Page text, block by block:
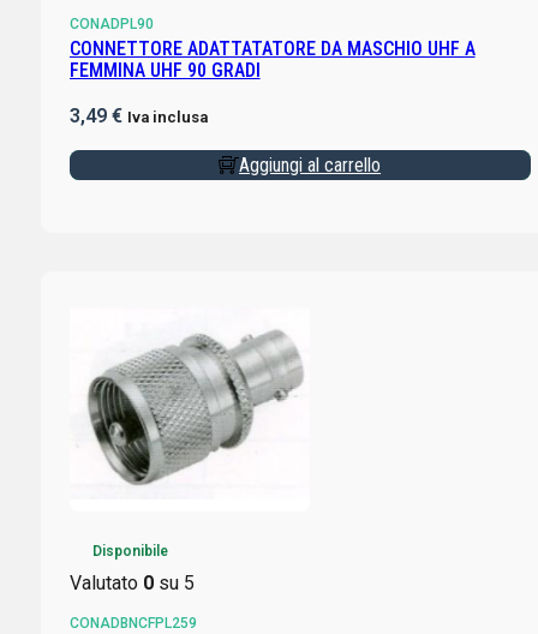
CONADPL90
CONNETTORE ADATTATATORE DA MASCHIO UHF A
FEMMINA UHF 90 GRADI
3,49 € Iva inclusa
Aggiungi al carrello
Disponibile
Valutato 0su 5
CONADBNCFPL259